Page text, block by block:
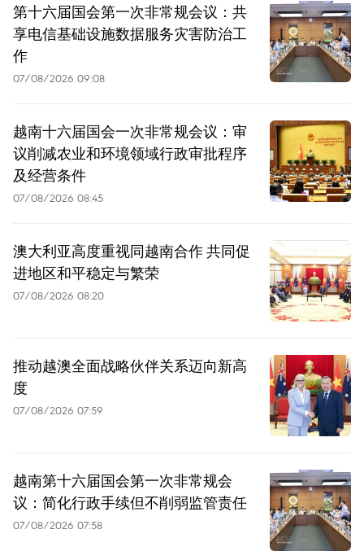
第十六届国会第一次非常规会议：共
享电信基础设施数据服务灾害防治工
作
07/08/2026 09:08
越南十六届国会一次非常规会议：审
议削减农业和环境领域行政审批程序
及经营条件
07/08/2026 08:45
澳大利亚高度重视同越南合作 共同促
进地区和平稳定与繁荣
07/08/2026 08:20
推动越澳全面战略伙伴关系迈向新高
度
07/08/2026 07:59
越南第十六届国会第一次非常规会
议：简化行政手续但不削弱监管责任
07/08/2026 07:58